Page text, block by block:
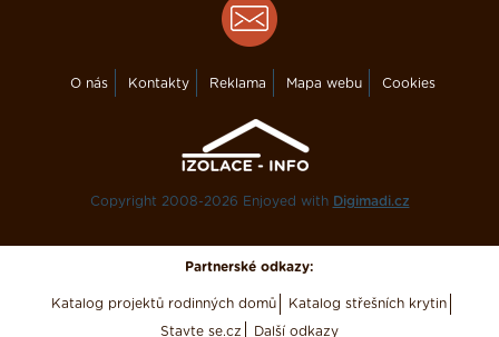
O nás Kontakty Reklama Mapa webu Cookies
Copyright 2008-2026 Enjoyed with Digimadi.cz
Partnerské odkazy:
Katalog projektů rodinných domů Katalog střešních krytin
Stavte se.cz Další odkazy